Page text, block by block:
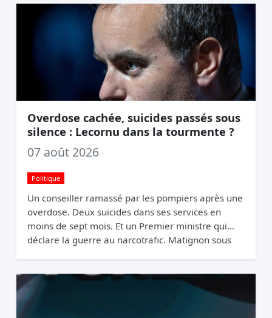
Overdose cachée, suicides passés sous
silence : Lecornu dans la tourmente ?
07 août 2026
Politique
Un conseiller ramassé par les pompiers après une
overdose. Deux suicides dans ses services en
moins de sept mois. Et un Premier ministre qui
déclare la guerre au narcotrafic. Matignon sous